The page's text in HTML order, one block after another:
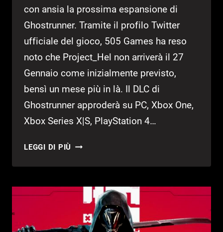
con ansia la prossima espansione di
Ghostrunner. Tramite il profilo Twitter
ufficiale del gioco, 505 Games ha reso
noto che Project_Hel non arriverà il 27
Gennaio come inizialmente previsto,
bensì un mese più in là. Il DLC di
Ghostrunner approderà su PC, Xbox One,
Xbox Series X|S, PlayStation 4…
LEGGI DI PIÙ GHOSTRUNNER,